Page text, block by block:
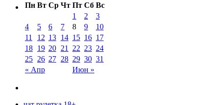
Пн Вт Ср Чт Пт Сб Вс
« Апр Июн »
1 2
3
4
5 6 7 8 9
10
11
12 13 14 15 16 17
18 19 20 21 22 23 24
25 26 27 28 29 30 31